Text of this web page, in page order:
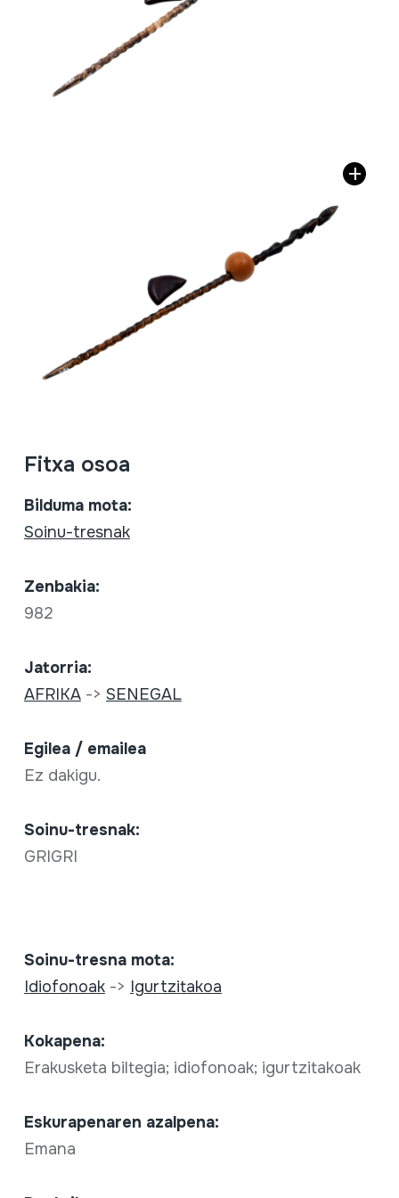
Fitxa osoa
Bilduma mota:
Soinu-tresnak
Zenbakia:
982
Jatorria:
AFRIKA-> SENEGAL
Egilea / emailea
Ez dakigu.
Soinu-tresnak:
GRIGRI
Soinu-tresna mota:
Idiofonoak-> Igurtzitakoa
Kokapena:
Erakusketa biltegia; idiofonoak; igurtzitakoak
Eskurapenaren azalpena:
Emana